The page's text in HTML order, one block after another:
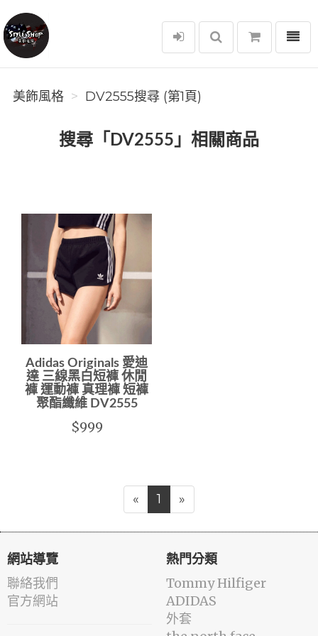
美飾風格
選單
美飾風格 DV2555搜尋 (第1頁)
搜尋「DV2555」相關商品
Adidas Originals 愛迪
達 三線黑白短褲 休閒
褲 運動褲 真理褲 短褲
聚酯纖維 DV2555
$999
« 1 »
網站導覽
聯絡我們
官方網站
熱門分類
Tommy Hilfiger
ADIDAS
外套